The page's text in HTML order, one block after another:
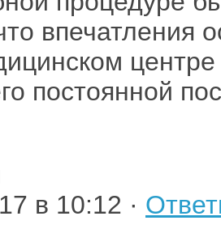
впечатления
постоянной
в 10:12 ·